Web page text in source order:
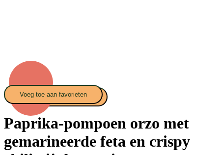
Voeg toe aan favorieten
Voeg toe aan favorieten
Paprika-pompoen orzo met
gemarineerde feta en crispy